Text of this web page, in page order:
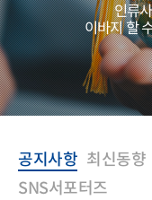
인류
이바지 할
공지사항 최신동향
SNS서포터즈